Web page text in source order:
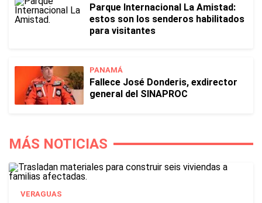
Parque Internacional La Amistad:
estos son los senderos habilitados
para visitantes
PANAMÁ
Fallece José Donderis, exdirector
general del SINAPROC
MÁS NOTICIAS
VERAGUAS